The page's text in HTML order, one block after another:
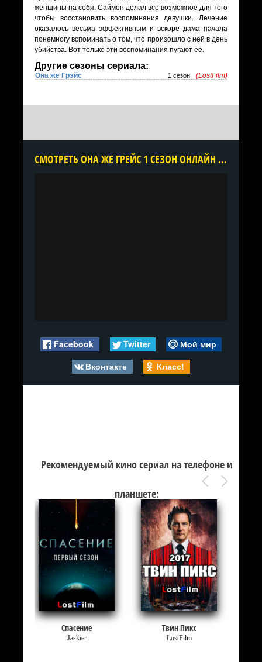
женщины на себя. Саймон делал все возможное для того
чтобы восстановить воспоминания девушки. Лечение
оказалось весьма эффективным и вскоре дама начала
понемногу вспоминать о том, что произошло с ней в день
убийства. Вот только эти воспоминания пугают ее.
Другие сезоны сериала:
Она же Грэйс 1 сезон (LostFilm)
CМОТРЕТЬ ОНА ЖЕ ГРЕЙС 1 СЕЗОН ОНЛАЙН В ХОРОШЕМ КАЧЕСТВЕ ВСЕ СЕРИИ ПОДРЯД БЕСПЛАТНО
Facebook Twitter
Мой мир
Вконтакте
Класс!
Рекомендуемый кино сериал на телефоне и
планшете:
Спасение
Jaskier
Твин Пикс
LostFilm